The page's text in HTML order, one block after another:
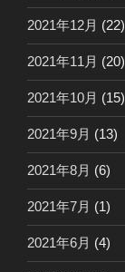
2021年12月 (22)
2021年11月 (20)
2021年10月 (15)
2021年9月 (13)
2021年8月 (6)
2021年7月 (1)
2021年6月 (4)